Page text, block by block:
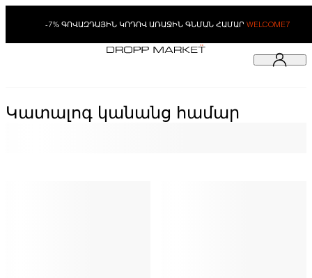
-7% ԳՈՎԱԶԴԱՅԻՆ ԿՈԴՈՎ ԱՌԱՋԻՆ ԳՆՄԱՆ ՀԱՄԱՐ WELCOME7
Կատալոգ կանանց համար